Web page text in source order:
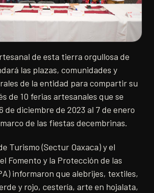
de esta tierra orgullosa de
las plazas, comunidades y
de la entidad para compartir su
de 10 ferias artesanales que se
de diciembre de 2023 al 7 de enero
de las fiestas decembrinas.
Turismo (Sectur Oaxaca) y el
Fomento y la Protección de las
informaron que alebrijes, textiles,
y rojo, cestería, arte en hojalata,